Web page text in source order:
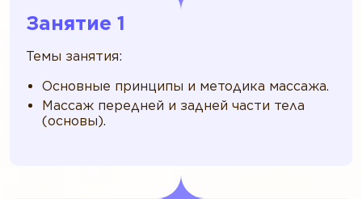
Занятие 1
Темы занятия:
Основные принципы и методика массажа.
Массаж передней и задней части тела
(основы).